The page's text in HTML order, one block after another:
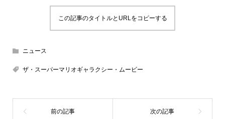
この記事のタイトルとURLをコピーする
ニュース
ザ・スーパーマリオギャラクシー・ムービー